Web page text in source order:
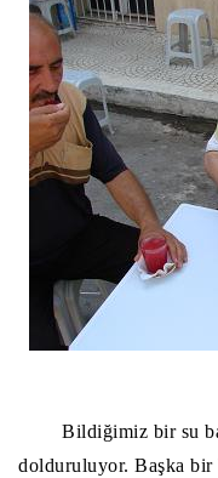
Bildiğimiz bir su
dolduruluyor. Başka bir